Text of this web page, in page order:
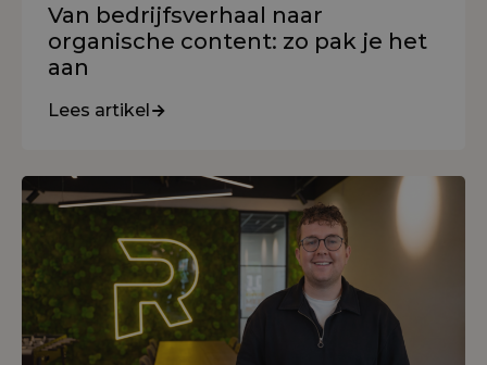
Van bedrijfsverhaal naar
organische content: zo pak je het
aan
Lees artikel